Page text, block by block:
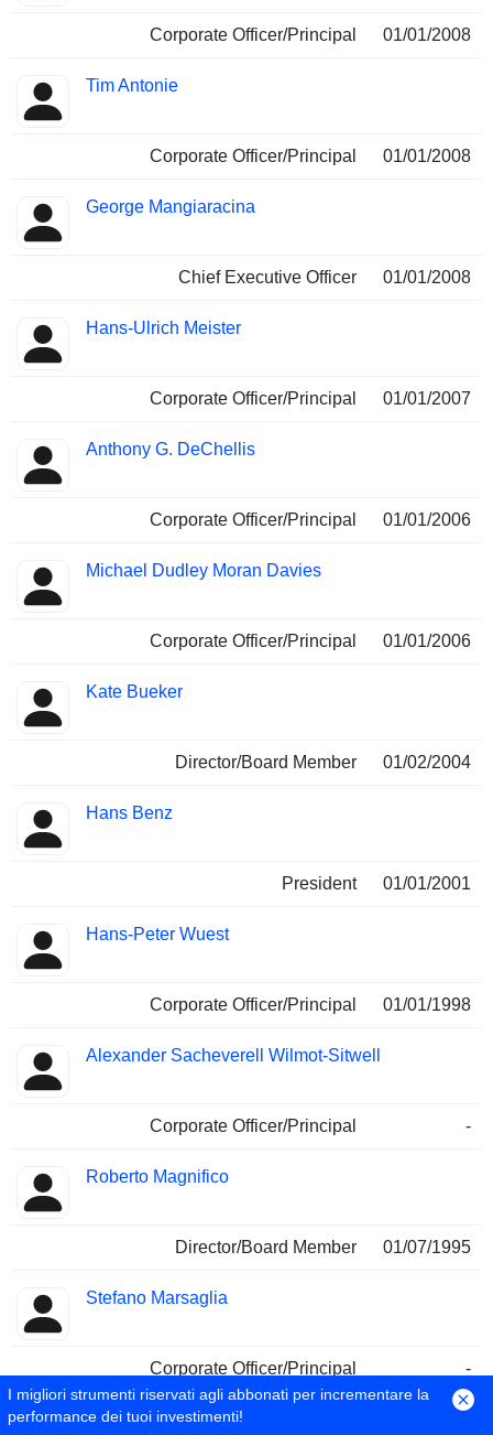
Corporate Officer/Principal 01/01/2008
Tim Antonie
Corporate Officer/Principal 01/01/2008
George Mangiaracina
Chief Executive Officer 01/01/2008
Hans-Ulrich Meister
Corporate Officer/Principal 01/01/2007
Anthony G. DeChellis
Corporate Officer/Principal 01/01/2006
Michael Dudley Moran Davies
Corporate Officer/Principal 01/01/2006
Kate Bueker
Director/Board Member 01/02/2004
Hans Benz
President 01/01/2001
Hans-Peter Wuest
Corporate Officer/Principal 01/01/1998
Alexander Sacheverell Wilmot-Sitwell
Corporate Officer/Principal -
Roberto Magnifico
Director/Board Member 01/07/1995
Stefano Marsaglia
Corporate Officer/Principal -
Tristan Garel-Jones
I migliori strumenti riservati agli abbonati per incrementare la
performance dei tuoi investimenti!